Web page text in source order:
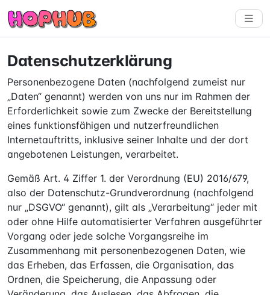
Datenschutzerklärung
Personenbezogene Daten (nachfolgend zumeist nur
„Daten“ genannt) werden von uns nur im Rahmen der
Erforderlichkeit sowie zum Zwecke der Bereitstellung
eines funktionsfähigen und nutzerfreundlichen
Internetauftritts, inklusive seiner Inhalte und der dort
angebotenen Leistungen, verarbeitet.
Gemäß Art. 4 Ziffer 1. der Verordnung (EU) 2016/679,
also der Datenschutz-Grundverordnung (nachfolgend
nur „DSGVO“ genannt), gilt als „Verarbeitung“ jeder mit
oder ohne Hilfe automatisierter Verfahren ausgeführter
Vorgang oder jede solche Vorgangsreihe im
Zusammenhang mit personenbezogenen Daten, wie
das Erheben, das Erfassen, die Organisation, das
Ordnen, die Speicherung, die Anpassung oder